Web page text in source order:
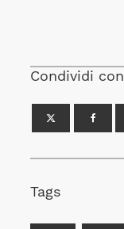
Condividi con
Tags